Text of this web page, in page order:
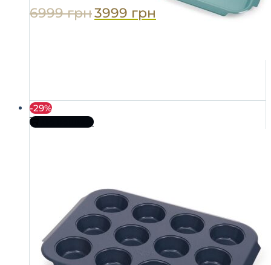
6999грн3999 грн
-29%
До кошика